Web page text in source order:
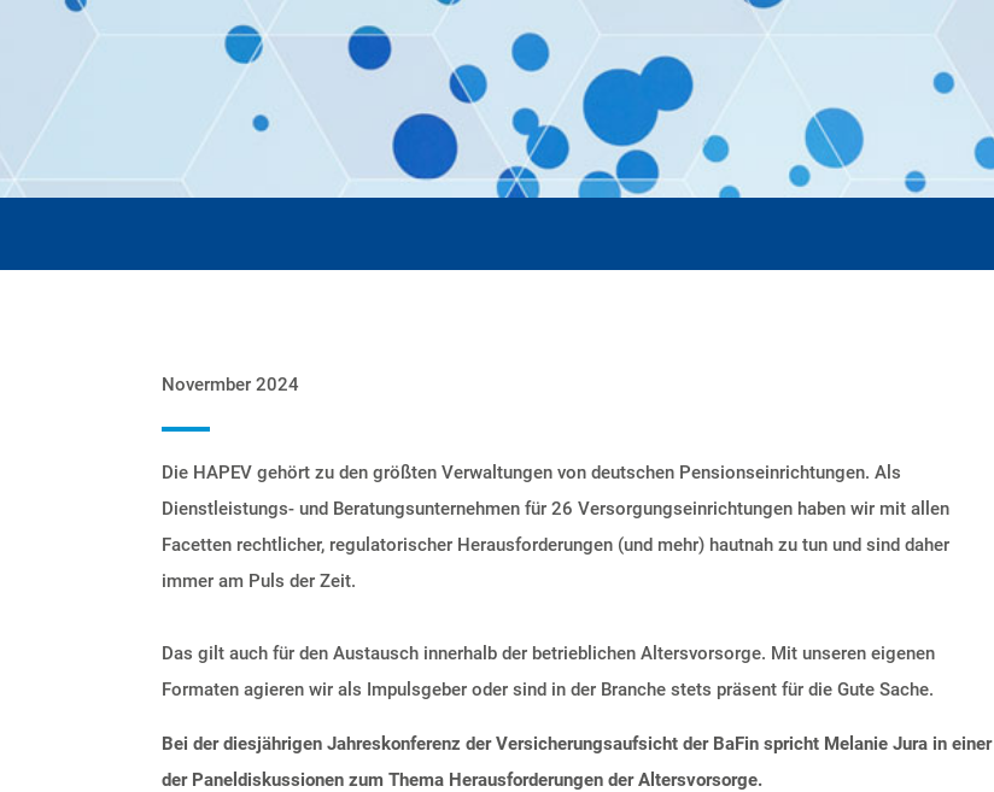
Novermber 2024
Die HAPEV gehört zu den größten Verwaltungen von deutschen Pensionseinrichtungen. Als
Dienstleistungs- und Beratungsunternehmen für26 Versorgungseinrichtungen haben wir mit allen
Facetten rechtlicher, regulatorischer Herausforderungen (und mehr) hautnah zu tun und sind daher
immer am Puls der Zeit.
Das gilt auch für den Austausch innerhalb der betrieblichen Altersvorsorge. Mit unseren eigenen
Formaten agieren wir als Impulsgeber oder sind in der Branche stets präsent für dieGute Sache.
Bei der diesjährigen Jahreskonferenz der Versicherungsaufsicht der BaFin spricht Melanie Jura in einer
der Paneldiskussionen zum Thema Herausforderungen der Altersvorsorge.